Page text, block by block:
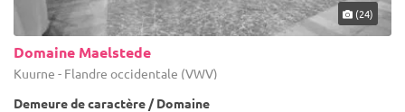
(24)
Domaine Maelstede
Kuurne - Flandre occidentale (VWV)
Demeure de caractère / Domaine